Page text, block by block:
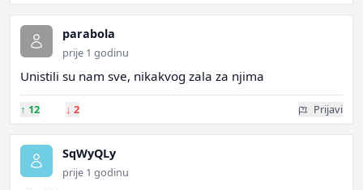
parabola
prije 1 godinu
Unistili su nam sve, nikakvog zala za njima
↑ 12 ↓ 2 Prijavi
SqWyQLy
prije 1 godinu